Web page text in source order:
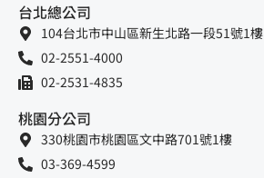
台北總公司
104台北市中山區新生北路一段51號1樓
02-2551-4000
02-2531-4835
桃園分公司
330桃園市桃園區文中路701號1樓
03-369-4599